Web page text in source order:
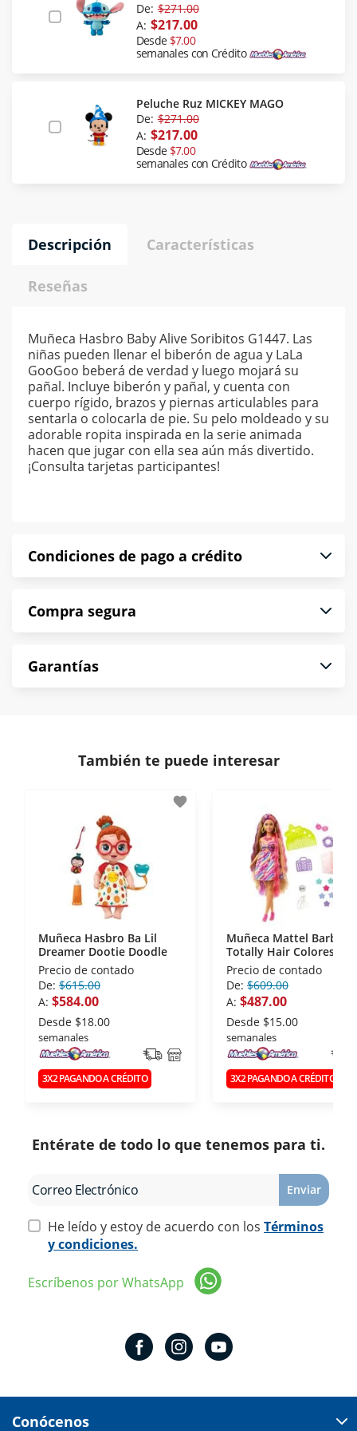
De: $271.00
A: $217.00
Desde $7.00
semanales con Crédito
Peluche Ruz MICKEY MAGO
De: $271.00
A: $217.00
Desde $7.00
semanales con Crédito
Descripción Características
Reseñas
Muñeca Hasbro Baby Alive Soribitos G1447. Las
niñas pueden llenar el biberón de agua y LaLa
GooGoo beberá de verdad y luego mojará su
pañal. Incluye biberón y pañal, y cuenta con
cuerpo rígido, brazos y piernas articulables para
sentarla o colocarla de pie. Su pelo moldeado y su
adorable ropita inspirada en la serie animada
hacen que jugar con ella sea aún más divertido.
¡Consulta tarjetas participantes!
Condiciones de pago a crédito
puntualmente. Al finalizar tu compra generas el
*Sujeto a aprobación de crédito conforme a
norma de Muebles América.
Compra segura
compra es segura de principio a fin.
- Certificados de seguridad SSL y Encriptación 3D.
disposiciones legales y Códigos de Ética de la
Asociación Mexicana de Internet (AIMX).
- Nos encontramos en la lista de socios Activos de
la Asociación de Internet.MX.
Garantías
También te puede interesar
favorite
Muñeca Hasbro Ba Lil
Dreamer Dootie Doodle
Precio de contado
De: $615.00
A: $584.00
Desde $18.00
semanales
3X2 PAGANDO A CRÉDITO
Muñeca Mattel Barbie
Totally Hair Colores.
Precio de contado
De: $609.00
A: $487.00
Desde $15.00
semanales
3X2 PAGANDO A CRÉDITO
Entérate de todo lo que tenemos para ti.
Enviar
He leído y estoy de acuerdo con los Términos
y condiciones.
Escríbenos por WhatsApp
Conócenos